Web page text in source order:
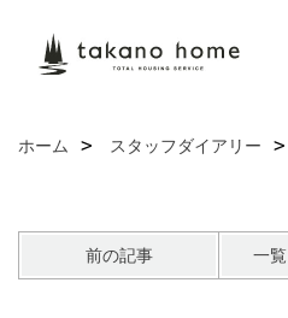
ホーム スタッフダイアリー
前の記事 一覧